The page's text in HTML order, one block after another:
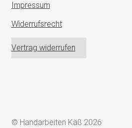
Impressum
Widerrufsrecht
Vertrag widerrufen
© Handarbeiten Käß 2026